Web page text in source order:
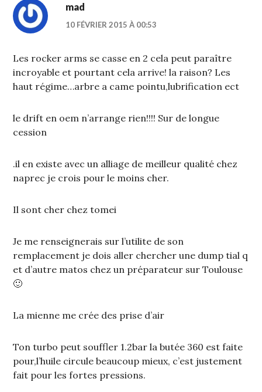
mad
10 FÉVRIER 2015 À 00:53
Les rocker arms se casse en 2 cela peut paraître
incroyable et pourtant cela arrive! la raison? Les
haut régime…arbre a came pointu,lubrification ect
le drift en oem n’arrange rien!!!! Sur de longue
cession
.il en existe avec un alliage de meilleur qualité chez
naprec je crois pour le moins cher.
Il sont cher chez tomei
Je me renseignerais sur l’utilite de son
remplacement je dois aller chercher une dump tial q
et d’autre matos chez un préparateur sur Toulouse
🙂
La mienne me crée des prise d’air
Ton turbo peut souffler 1.2bar la butée 360 est faite
pour,l’huile circule beaucoup mieux, c’est justement
fait pour les fortes pressions.